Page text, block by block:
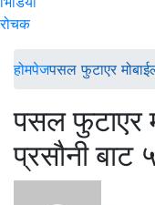
रोचक
होमपेजपसल फुटाएर
पसल फुटाएर
प्रसौनी बाट